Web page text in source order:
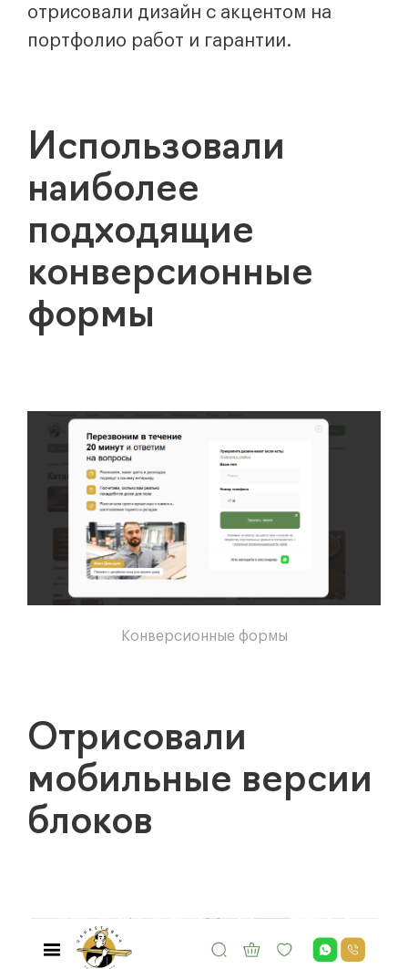
отрисовали дизайн с акцентом на
портфолио работ и гарантии.
Использовали
наиболее
подходящие
конверсионные
формы
Конверсионные формы
Отрисовали
мобильные версии
блоков